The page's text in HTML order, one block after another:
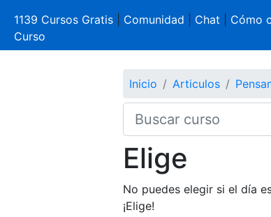
1139 Cursos Gratis Comunidad Chat Cómo
Curso
Inicio Articulos
Elige
No puedes elegir si el día
¡Elige!